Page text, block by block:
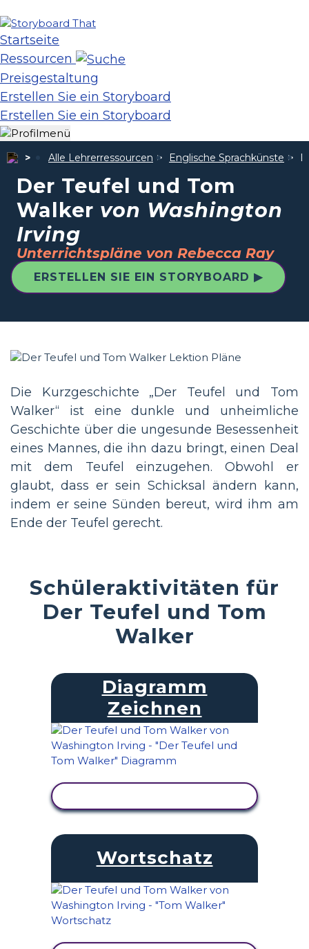
Startseite
Ressourcen
Preisgestaltung
Erstellen Sie ein Storyboard
Erstellen Sie ein Storyboard
Alle Lehrerressourcen Englische Sprachkünste
Der Teufel und Tom
Walker von Washington
Irving
Unterrichtspläne von Rebecca Ray
ERSTELLEN SIE EIN STORYBOARD ▶
Die Kurzgeschichte „Der Teufel und Tom
Walker“ ist eine dunkle und unheimliche
Geschichte über die ungesunde Besessenheit
eines Mannes, die ihn dazu bringt, einen Deal
mit dem Teufel einzugehen. Obwohl er
glaubt, dass er sein Schicksal ändern kann,
indem er seine Sünden bereut, wird ihm am
Ende der Teufel gerecht.
Schüleraktivitäten für
Der Teufel und Tom
Walker
Diagramm
Zeichnen
Wortschatz